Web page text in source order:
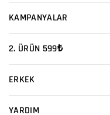
KAMPANYALAR
2. ÜRÜN 599₺
ERKEK
YARDIM